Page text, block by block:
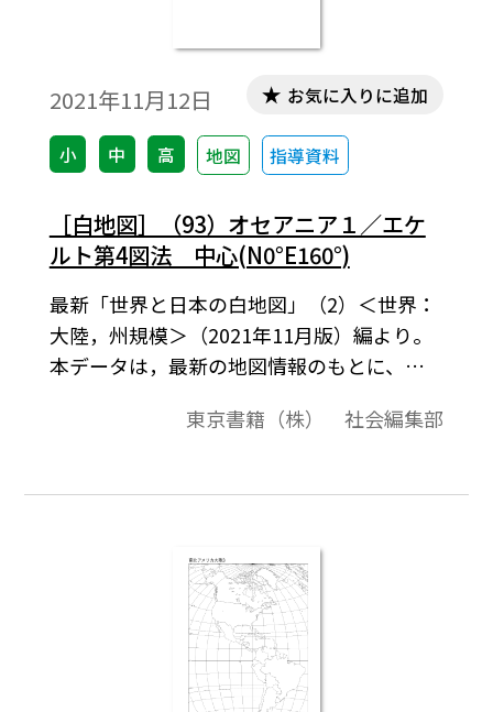
2021年11月12日
小 中 高 地図 指導資料
お気に入りに追加
［白地図］（93）オセアニア１／エケ
ルト第4図法 中心(N0°E160°)
最新「世界と日本の白地図」（2）＜世界：
大陸，州規模＞（2021年11月版）編より。
本データは，最新の地図情報のもとに、高
ト作成やワークシート作成などで，自由に
東京書籍（株） 社会編集部